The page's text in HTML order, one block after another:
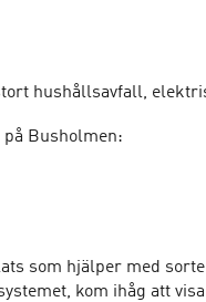
hushållsavfall,
på Busholmen:
som hjälper med
kom ihåg att